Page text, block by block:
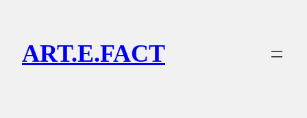
kontenART.E.FACT